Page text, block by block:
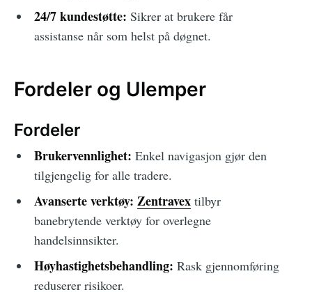
24/7 kundestøtte: Sikrer at brukere får
assistanse når som helst på døgnet.
Fordeler og Ulemper
Fordeler
Brukervennlighet: Enkel navigasjon gjør den
tilgjengelig for alle tradere.
Avanserte verktøy: Zentravextilbyr
banebrytende verktøy for overlegne
handelsinnsikter.
Høyhastighetsbehandling: Rask gjennomføring
reduserer risikoer.